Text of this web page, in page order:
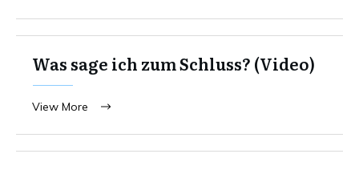
Was sage ich zum Schluss? (Video)
View More